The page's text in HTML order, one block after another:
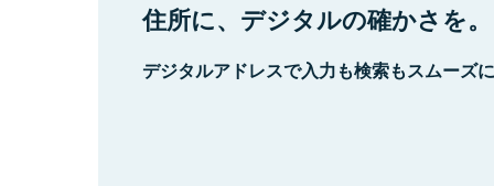
住所に、デジタルの確かさを。
デジタルアドレスで入力も検索もスムーズ